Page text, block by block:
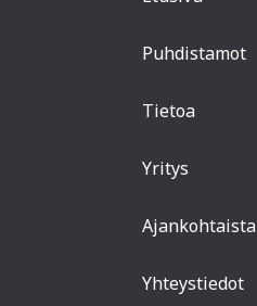
Puhdistamot
Tietoa
Yritys
Ajankohtaista
Yhteystiedot